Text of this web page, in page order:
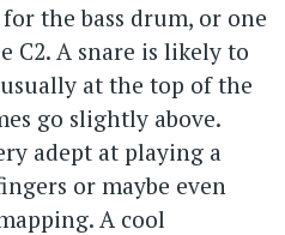
the bass drum, or one
C2. A snare is likely to
usually at the top of the
go slightly above.
adept at playing a
or maybe even
A cool